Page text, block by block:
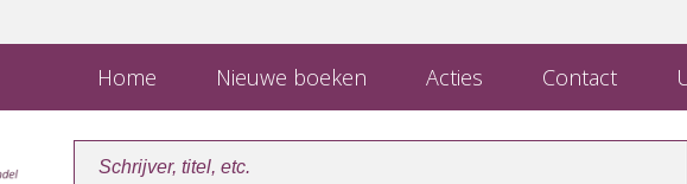
Home Nieuwe boeken Acties Contact